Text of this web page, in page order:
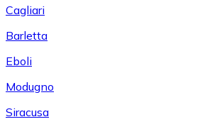
Cagliari
Barletta
Eboli
Modugno
Siracusa